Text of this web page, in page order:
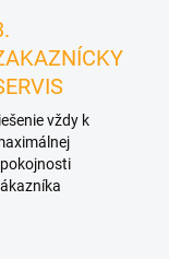
vždy k